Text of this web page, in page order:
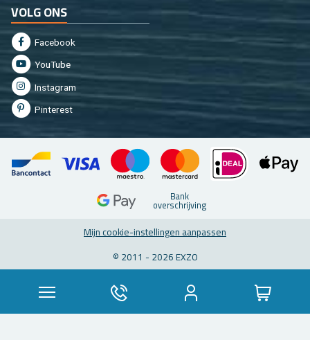
VOLG ONS
Fa­cebook
You­Tu­be
In­st­agram
Pin­te­rest
Bank
over­schrij­ving
Mijn coo­kie-in­stel­lin­gen aan­pas­sen
© 2011 - 2026 EXZO